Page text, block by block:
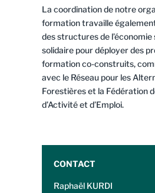
La coordination de notre
formation travaille
des structures de l’économie
solidaire pour déployer des
formation co-construits,
avec le Réseau pour les
Forestières et la Fédération
d’Activité et d’Emploi.
CONTACT
Raphaël KURDI